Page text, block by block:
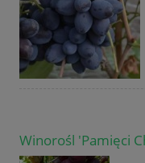
Winorośl 'Pamięci